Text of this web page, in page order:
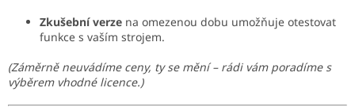
Zkušební verze na omezenou dobu umožňuje otestovat
funkce s vaším strojem.
(Záměrně neuvádíme ceny, ty se mění – rádi vám poradíme s
výběrem vhodné licence.)